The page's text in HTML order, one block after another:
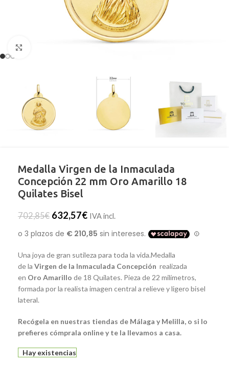
Medalla Virgen de la Inmaculada
Concepción 22 mm Oro Amarillo 18
Quilates Bisel
702,85€ 632,57€ IVA incl.
Una joya de gran sutileza para toda la vida.Medalla
de la Virgen de la Inmaculada Concepción realizada
en Oro Amarillo de 18 Quilates. Pieza de 22 milímetros,
formada por la realista imagen central a relieve y ligero bisel
lateral.
Recógela en nuestras tiendas de Málaga y Melilla, o si lo
prefieres cómprala online y te la llevamos a casa.
Hay existencias